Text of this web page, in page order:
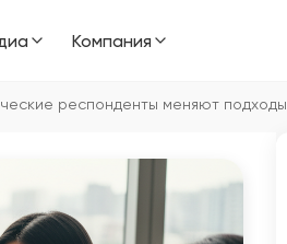
Компания
респонденты меняют